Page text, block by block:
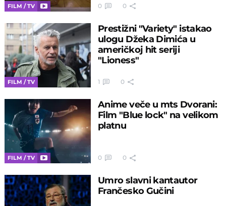
FILM / TV 0 0
FILM / TV
Prestižni "Variety" istakao
ulogu Džeka Dimića u
američkoj hit seriji
"Lioness"
1 0
FILM / TV
Anime veče u mts Dvorani:
Film "Blue lock" na velikom
platnu
0 0
Umro slavni kantautor
Frančesko Gučini